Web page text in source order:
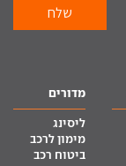
מדורים
ליסינג
מימון לרכב
ביטוח רכב